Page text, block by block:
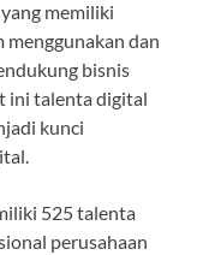
memiliki
menggunakan dan
bisnis
ini talenta digital
kunci
525 talenta
perusahaan